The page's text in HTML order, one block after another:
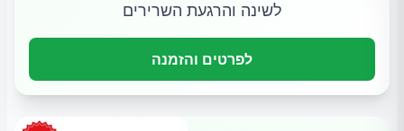
לשינה והרגעת השרירים
לפרטים והזמנה